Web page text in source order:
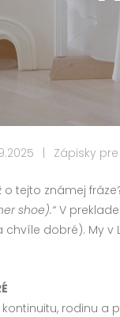
| Zápisky
o tejto známej
shoe).“V
chvíle dobré). My v
kontinuitu, rodinu